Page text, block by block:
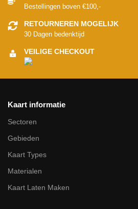
Bestellingen boven €100,-
RETOURNEREN MOGELIJK
30 Dagen bedenktijd
VEILIGE CHECKOUT
Kaart informatie
Sectoren
Gebieden
Kaart Types
Materialen
Kaart Laten Maken